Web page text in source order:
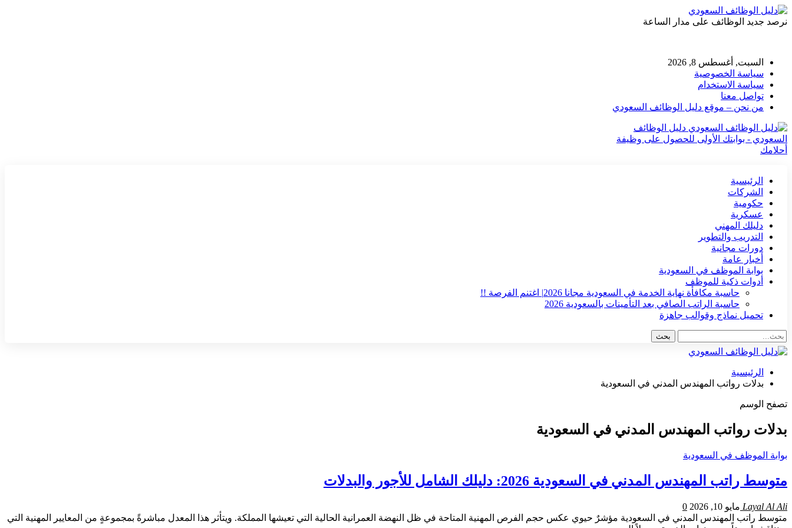
نرصد جديد الوظائف على مدار الساعة
السبت, أغسطس 8, 2026
سياسة الخصوصية
سياسة الاستخدام
تواصل معنا
من نحن – موقع دليل الوظائف السعودي
دليل الوظائف
السعودي - بوابتك الأولى للحصول على وظيفة
أحلامك
الرئيسية
الشركات
حكومية
عسكرية
دليلك المهني
التدريب والتطوير
دورات مجانية
أخبار عامة
بوابة الموظف في السعودية
أدوات ذكية للموظف
حاسبة مكافأة نهاية الخدمة في السعودية مجانا 2026| اغتنم الفرصة !!
حاسبة الراتب الصافي بعد التأمينات بالسعودية 2026
تحميل نماذج وقوالب جاهزة
الرئيسية
بدلات رواتب المهندس المدني في السعودية
تصفح الوسم
بدلات رواتب المهندس المدني في السعودية
بوابة الموظف في السعودية
متوسط راتب المهندس المدني في السعودية 2026: دليلك الشامل للأجور والبدلات
Layal Al Ali مايو 10, 2026
0
متوسط راتب المهندس المدني في السعودية مؤشرٌ حيوي عكس حجم الفرص المهنية المتاحة في ظل النهضة العمرانية الحالية التي تعيشها المملكة. ويتأثر هذا المعدل مباشرةً بمجموعةٍ من المعايير المهنية التي